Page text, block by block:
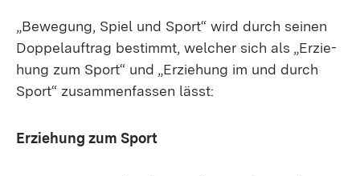
„Be­we­gung, Spiel und Sport“ wird durch sei­nen
Dop­pel­auf­trag be­stimmt, wel­cher sich als „Er­zie­
hung zum Sport“ und „Er­zie­hung im und durch
Sport“ zu­sam­men­fas­sen lässt:
Er­zie­hung zum Sport